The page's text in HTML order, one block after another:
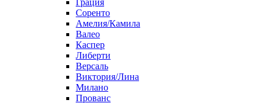
Грация
Соренто
Амелия/Камила
Валео
Каспер
Либерти
Версаль
Виктория/Лина
Милано
Прованс